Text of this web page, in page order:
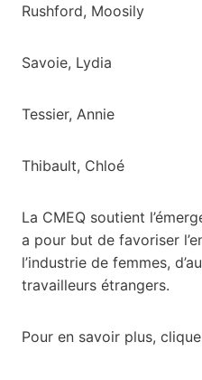
Rushford, Moosily
Savoie, Lydia
Tessier, Annie
Thibault, Chloé
La CMEQ soutient
a pour but de favoriser
l’industrie de femmes,
travailleurs étrangers.
Pour en savoir plus,